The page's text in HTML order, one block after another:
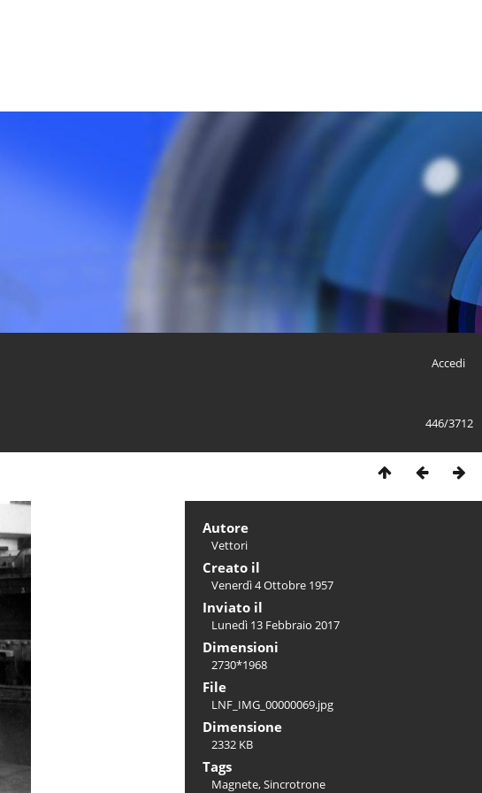
Accedi
446/3712
Autore
Vettori
Creato il
Venerdì 4 Ottobre 1957
Inviato il
Lunedì 13 Febbraio 2017
Dimensioni
2730*1968
File
LNF_IMG_00000069.jpg
Dimensione
2332 KB
Tags
Magnete,Sincrotrone